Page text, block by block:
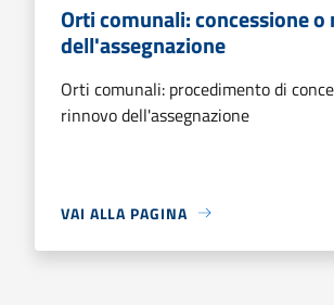
Orti comunali: concessione o
dell'assegnazione
Orti comunali: procedimento di
rinnovo dell'assegnazione
VAI ALLA PAGINA